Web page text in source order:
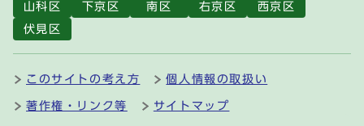
山科区
下京区 南区 右京区
西京区
伏見区
このサイトの考え方 個人情報の取扱い
著作権・リンク等 サイトマップ